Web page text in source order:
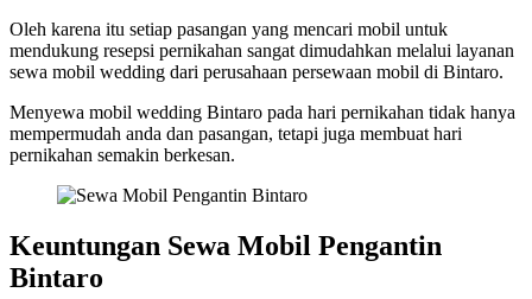
Oleh karena itu setiap pasangan yang mencari mobil untuk
mendukung resepsi pernikahan sangat dimudahkan melalui layanan
sewa mobil wedding dari perusahaan persewaan mobil di Bintaro.
Menyewa mobil wedding Bintaro pada hari pernikahan tidak hanya
mempermudah anda dan pasangan, tetapi juga membuat hari
pernikahan semakin berkesan.
Keuntungan Sewa Mobil Pengantin
Bintaro